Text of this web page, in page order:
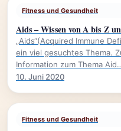
Fitness und Gesundheit
Aids – Wissen von A bis Z
„Aids“(Acquired Immune
ein viel gesuchtes Thema.
Information zum Thema
10. Juni 2020
Fitness und Gesundheit